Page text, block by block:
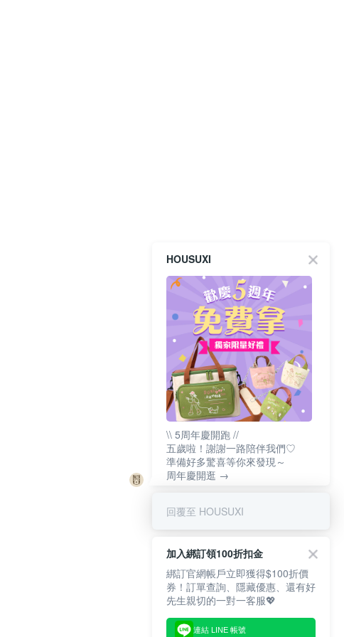
HOUSUXI
\\ 5周年慶開跑 //
五歲啦！謝謝一路陪伴我們♡
準備好多驚喜等你來發現～
周年慶開逛 →
回覆至 HOUSUXI
加入綁訂領100折扣金
綁訂官網帳戶立即獲得$100折價
券！訂單查詢、隱藏優惠、還有好
先生親切的一對一客服💖
連結 LINE 帳號